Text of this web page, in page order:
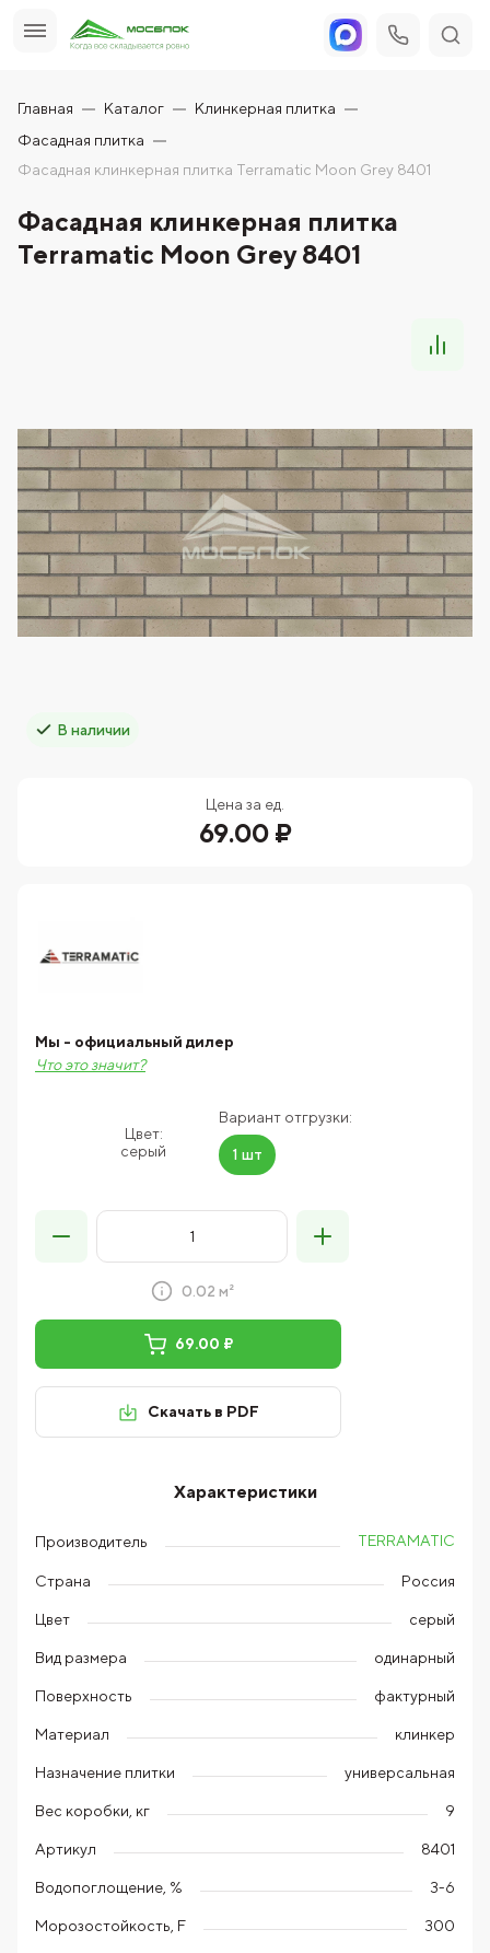
Главная Каталог
Клинкерная плитка
Фасадная плитка
Фасадная клинкерная плитка Terramatic Moon Grey 8401
Фасадная клинкерная плитка
Terramatic Moon Grey 8401
В наличии
Цена за ед.
69.00 ₽
Цвет:
серый
Вариант отгрузки:
1 шт
Мы - официальный дилер
Что это значит?
0.02 м²
69.00 ₽
Скачать в PDF
Характеристики
Производитель TERRAMATIC
Страна Россия
Цвет серый
Вид размера одинарный
Поверхность фактурный
Материал клинкер
Назначение плитки универсальная
Вес коробки, кг 9
Артикул 8401
Водопоглощение, % 3-6
Морозостойкость, F 300